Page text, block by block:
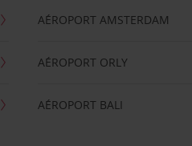
AÉROPORT AMSTERDAM
AÉROPORT ORLY
AÉROPORT BALI